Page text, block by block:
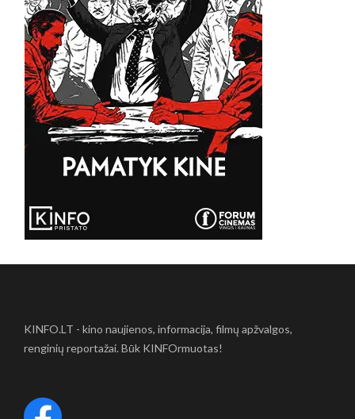
KINFO.LT - kino naujienos, informacija, filmų apžvalgos,
renginių reportažai. Būk KINFOrmuotas!